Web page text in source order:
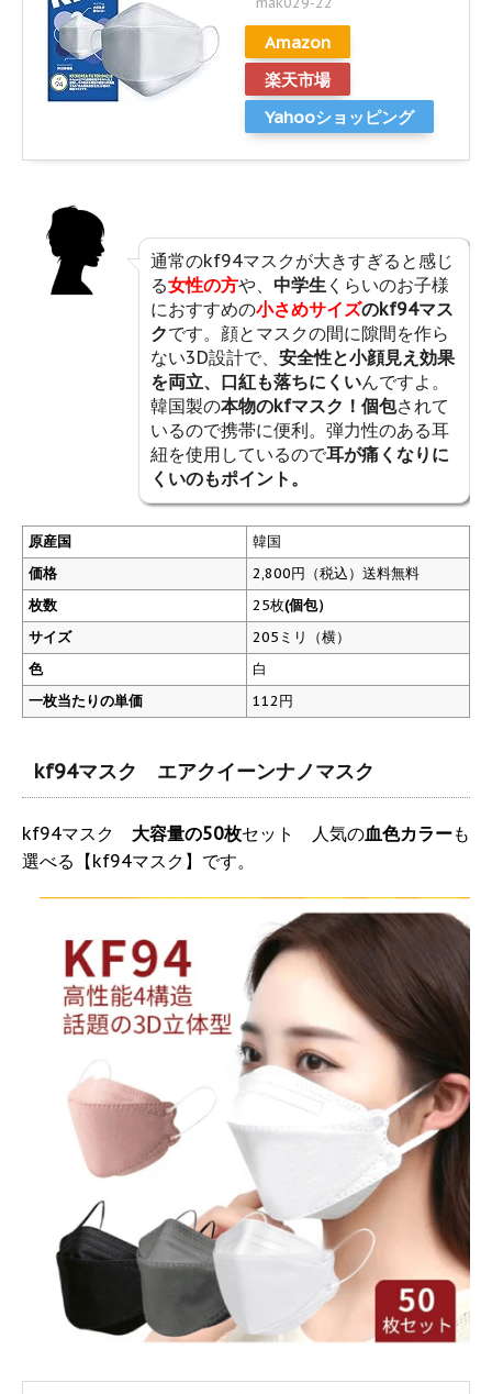
Amazon
楽天市場
Yahooショッピング
通常のkf94マスクが大きすぎると感じ
る女性の方や、 中学生 くらいのお子様
におすすめの小さめサイズのkf94マス
クです。顔とマスクの間に隙間を作ら
ない3D設計で、 安全性と小顔見え効果
を両立、口紅も落ちにくいんですよ。
韓国製の本物のkfマスク！個包されて
いるので携帯に便利。弾力性のある耳
紐を使用しているので耳が痛くなりに
くいのもポイント。
原産国
韓国
価格
2,800円（税込）送料無料
枚数
25枚(個包）
サイズ
205ミリ（横）
色
白
一枚当たりの単価
112円
kf94マスク エアクイーンナノマスク
kf94マスク 大容量の50枚セット 人気の血色カラーも
選べる【kf94マスク】です。